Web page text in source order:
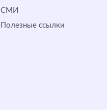
СМИ
Полезные ссылки